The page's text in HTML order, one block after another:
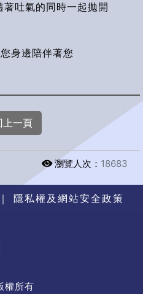
吐氣的同時一起拋開
身邊陪伴著您
一頁
瀏覽人次： 18683
｜ 隱私權及網站安全政策
權所有